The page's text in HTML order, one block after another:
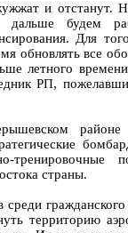
и отстанут.
дальше будем
Для
обновлять все
летного
РП,
районе
тренировочные
страны.
гражданского
территорию